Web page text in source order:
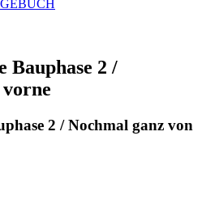
Bauphase 2 /
2 / Nochmal ganz von